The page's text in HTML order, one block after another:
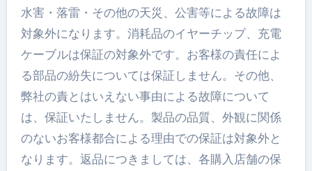
水害・落雷・その他の天災、公害等による故障は
対象外になります。消耗品のイヤーチップ、充電
ケーブルは保証の対象外です。お客様の責任によ
る部品の紛失については保証しません。その他、
弊社の責とはいえない事由による故障について
は、保証いたしません。製品の品質、外観に関係
のないお客様都合による理由での保証は対象外と
なります。返品につきましては、各購入店舗の保